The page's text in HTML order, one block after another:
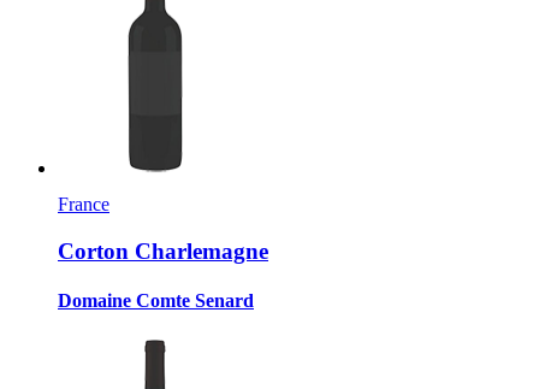
France
Corton Charlemagne
Domaine Comte Senard